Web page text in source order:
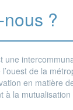
?
une
de la
en matière
à la